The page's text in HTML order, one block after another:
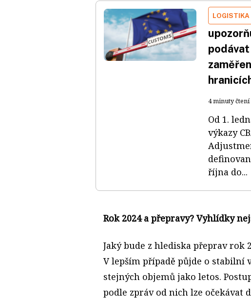
LOGISTIKA
4 minuty čtení
Od 1.
výkazy
října do...
Rok 2024 a přepravy? Vyhlídky
Jaký bude z hlediska přeprav rok
V lepším případě půjde o stabilní
stejných objemů jako letos.
podle zpráv od nich lze očekávat